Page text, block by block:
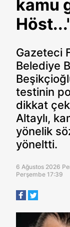
kamu
Höst...'
Gazeteci
Belediye
testinin
dikkat
Altaylı,
yönelik
yöneltti.
6 Ağustos 2026
Perşembe 17:39